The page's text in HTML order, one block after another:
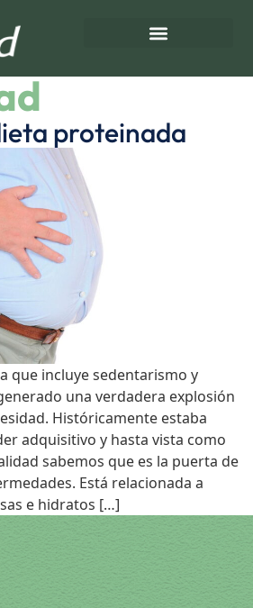
y
proteinada
que incluye sedentarismo y
una verdadera explosión
Históricamente estaba
adquisitivo y hasta vista como
sabemos que es la puerta de
Está relacionada a
e hidratos […]